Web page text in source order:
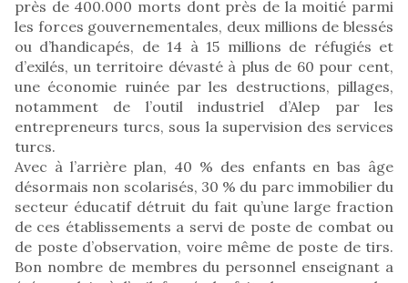
près de 400.000 morts dont près de la moitié parmi
les forces gouvernementales, deux millions de blessés
ou d’handicapés, de 14 à 15 millions de réfugiés et
d’exilés, un territoire dévasté à plus de 60 pour cent,
une économie ruinée par les destructions, pillages,
notamment de l’outil industriel d’Alep par les
entrepreneurs turcs, sous la supervision des services
turcs.
Avec à l’arrière plan, 40 % des enfants en bas âge
désormais non scolarisés, 30 % du parc immobilier du
secteur éducatif détruit du fait qu’une large fraction
de ces établissements a servi de poste de combat ou
de poste d’observation, voire même de poste de tirs.
Bon nombre de membres du personnel enseignant a